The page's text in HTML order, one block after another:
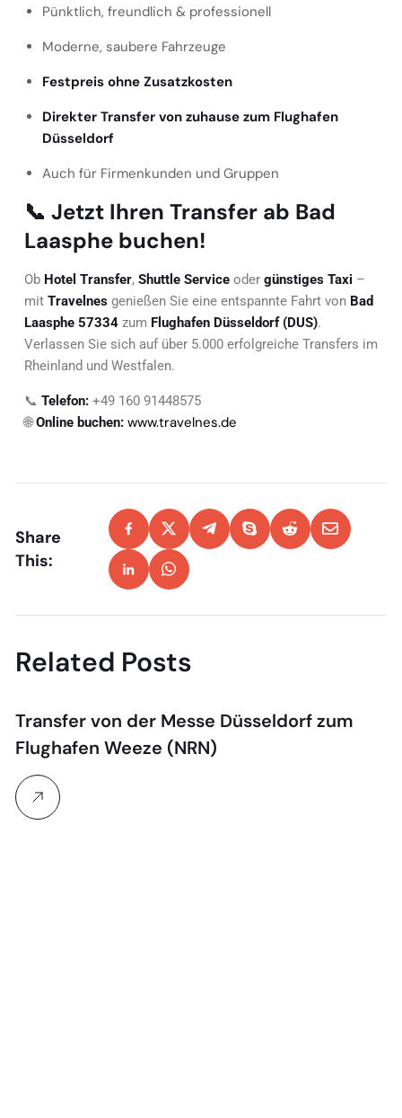
Pünktlich, freundlich & professionell
Moderne, saubere Fahrzeuge
Festpreis ohne Zusatzkosten
Direkter Transfer von zuhause zum Flughafen
Düsseldorf
Auch für Firmenkunden und Gruppen
📞 Jetzt Ihren Transfer ab Bad
Laasphe buchen!
Ob Hotel Transfer, Shuttle Service oder günstiges Taxi –
mit Travelnes genießen Sie eine entspannte Fahrt von Bad
Laasphe 57334 zum Flughafen Düsseldorf (DUS).
Verlassen Sie sich auf über 5.000 erfolgreiche Transfers im
Rheinland und Westfalen.
📞 Telefon: +49 160 91448575
🌐Online buchen: www.travelnes.de
Share
This:
Related Posts
Transfer von der Messe Düsseldorf zum
Flughafen Weeze (NRN)